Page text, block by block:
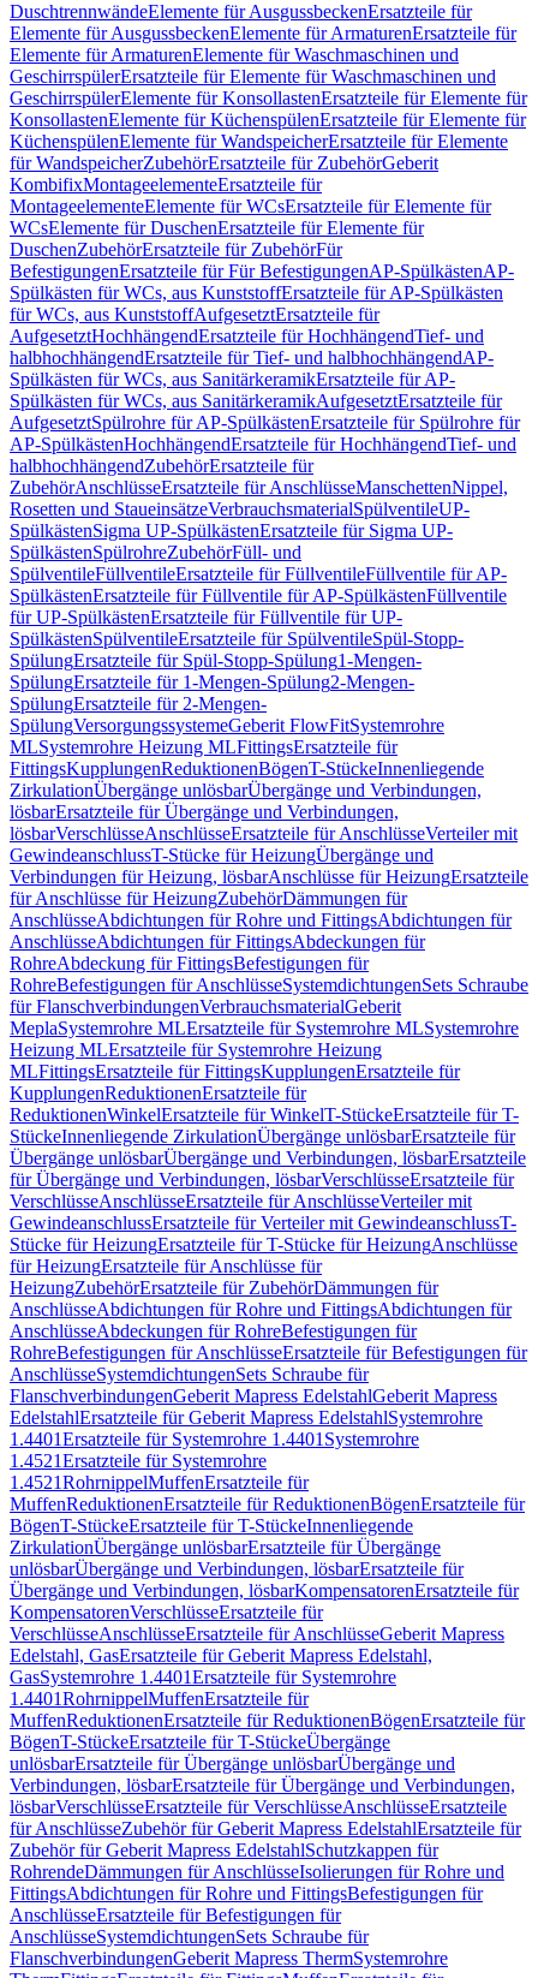
DuschtrennwändeElemente für AusgussbeckenErsatzteile für
Elemente für AusgussbeckenElemente für ArmaturenErsatzteile für
Elemente für ArmaturenElemente für Waschmaschinen und
GeschirrspülerErsatzteile für Elemente für Waschmaschinen und
GeschirrspülerElemente für KonsollastenErsatzteile für Elemente für
KonsollastenElemente für KüchenspülenErsatzteile für Elemente für
KüchenspülenElemente für WandspeicherErsatzteile für Elemente
für WandspeicherZubehörErsatzteile für ZubehörGeberit
KombifixMontageelementeErsatzteile für
MontageelementeElemente für WCsErsatzteile für Elemente für
WCsElemente für DuschenErsatzteile für Elemente für
DuschenZubehörErsatzteile für ZubehörFür
BefestigungenErsatzteile für Für BefestigungenAP-SpülkästenAP-
Spülkästen für WCs, aus KunststoffErsatzteile für AP-Spülkästen
für WCs, aus KunststoffAufgesetztErsatzteile für
AufgesetztHochhängendErsatzteile für HochhängendTief- und
halbhochhängendErsatzteile für Tief- und halbhochhängendAP-
Spülkästen für WCs, aus SanitärkeramikErsatzteile für AP-
Spülkästen für WCs, aus SanitärkeramikAufgesetztErsatzteile für
AufgesetztSpülrohre für AP-SpülkästenErsatzteile für Spülrohre für
AP-SpülkästenHochhängendErsatzteile für HochhängendTief- und
halbhochhängendZubehörErsatzteile für
ZubehörAnschlüsseErsatzteile für AnschlüsseManschettenNippel,
Rosetten und StaueinsätzeVerbrauchsmaterialSpülventileUP-
SpülkästenSigma UP-SpülkästenErsatzteile für Sigma UP-
SpülkästenSpülrohreZubehörFüll- und
SpülventileFüllventileErsatzteile für FüllventileFüllventile für AP-
SpülkästenErsatzteile für Füllventile für AP-SpülkästenFüllventile
für UP-SpülkästenErsatzteile für Füllventile für UP-
SpülkästenSpülventileErsatzteile für SpülventileSpül-Stopp-
SpülungErsatzteile für Spül-Stopp-Spülung1-Mengen-
SpülungErsatzteile für 1-Mengen-Spülung2-Mengen-
SpülungErsatzteile für 2-Mengen-
SpülungVersorgungssystemeGeberit FlowFitSystemrohre
MLSystemrohre Heizung MLFittingsErsatzteile für
FittingsKupplungenReduktionenBögenT-StückeInnenliegende
ZirkulationÜbergänge unlösbarÜbergänge und Verbindungen,
lösbarErsatzteile für Übergänge und Verbindungen,
lösbarVerschlüsseAnschlüsseErsatzteile für AnschlüsseVerteiler mit
GewindeanschlussT-Stücke für HeizungÜbergänge und
Verbindungen für Heizung, lösbarAnschlüsse für HeizungErsatzteile
für Anschlüsse für HeizungZubehörDämmungen für
AnschlüsseAbdichtungen für Rohre und FittingsAbdichtungen für
AnschlüsseAbdichtungen für FittingsAbdeckungen für
RohreAbdeckung für FittingsBefestigungen für
RohreBefestigungen für AnschlüsseSystemdichtungenSets Schraube
für FlanschverbindungenVerbrauchsmaterialGeberit
MeplaSystemrohre MLErsatzteile für Systemrohre MLSystemrohre
Heizung MLErsatzteile für Systemrohre Heizung
MLFittingsErsatzteile für FittingsKupplungenErsatzteile für
KupplungenReduktionenErsatzteile für
ReduktionenWinkelErsatzteile für WinkelT-StückeErsatzteile für T-
StückeInnenliegende ZirkulationÜbergänge unlösbarErsatzteile für
Übergänge unlösbarÜbergänge und Verbindungen, lösbarErsatzteile
für Übergänge und Verbindungen, lösbarVerschlüsseErsatzteile für
VerschlüsseAnschlüsseErsatzteile für AnschlüsseVerteiler mit
GewindeanschlussErsatzteile für Verteiler mit GewindeanschlussT-
Stücke für HeizungErsatzteile für T-Stücke für HeizungAnschlüsse
für HeizungErsatzteile für Anschlüsse für
HeizungZubehörErsatzteile für ZubehörDämmungen für
AnschlüsseAbdichtungen für Rohre und FittingsAbdichtungen für
AnschlüsseAbdeckungen für RohreBefestigungen für
RohreBefestigungen für AnschlüsseErsatzteile für Befestigungen für
AnschlüsseSystemdichtungenSets Schraube für
FlanschverbindungenGeberit Mapress EdelstahlGeberit Mapress
EdelstahlErsatzteile für Geberit Mapress EdelstahlSystemrohre
1.4401Ersatzteile für Systemrohre 1.4401 Systemrohre
1.4521Ersatzteile für Systemrohre
1.4521RohrnippelMuffenErsatzteile für
MuffenReduktionenErsatzteile für ReduktionenBögenErsatzteile für
BögenT-StückeErsatzteile für T-StückeInnenliegende
ZirkulationÜbergänge unlösbarErsatzteile für Übergänge
unlösbarÜbergänge und Verbindungen, lösbarErsatzteile für
Übergänge und Verbindungen, lösbarKompensatorenErsatzteile für
KompensatorenVerschlüsseErsatzteile für
VerschlüsseAnschlüsseErsatzteile für AnschlüsseGeberit Mapress
Edelstahl, GasErsatzteile für Geberit Mapress Edelstahl,
GasSystemrohre 1.4401Ersatzteile für Systemrohre
1.4401RohrnippelMuffenErsatzteile für
MuffenReduktionenErsatzteile für ReduktionenBögenErsatzteile für
BögenT-StückeErsatzteile für T-StückeÜbergänge
unlösbarErsatzteile für Übergänge unlösbarÜbergänge und
Verbindungen, lösbarErsatzteile für Übergänge und Verbindungen,
lösbarVerschlüsseErsatzteile für VerschlüsseAnschlüsseErsatzteile
für AnschlüsseZubehör für Geberit Mapress EdelstahlErsatzteile für
Zubehör für Geberit Mapress EdelstahlSchutzkappen für
RohrendeDämmungen für AnschlüsseIsolierungen für Rohre und
FittingsAbdichtungen für Rohre und FittingsBefestigungen für
AnschlüsseErsatzteile für Befestigungen für
AnschlüsseSystemdichtungenSets Schraube für
FlanschverbindungenGeberit Mapress ThermSystemrohre